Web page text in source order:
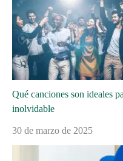
Qué canciones son ideales
inolvidable
30 de marzo de 2025